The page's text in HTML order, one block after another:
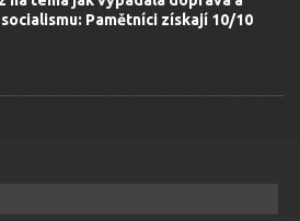
Pamětníci získají 10/10